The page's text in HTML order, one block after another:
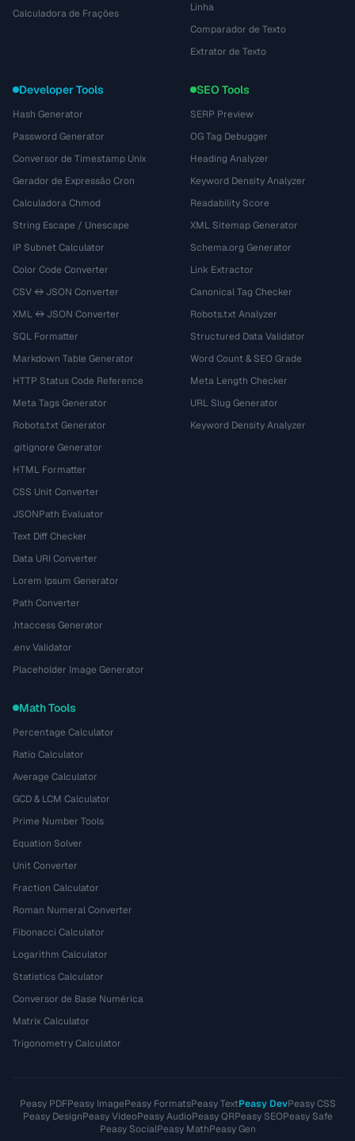
Calculadora de Frações
Linha
Comparador de Texto
Extrator de Texto
Developer Tools
Hash Generator
Password Generator
Conversor de Timestamp Unix
Gerador de Expressão Cron
Calculadora Chmod
String Escape / Unescape
IP Subnet Calculator
Color Code Converter
CSV ↔ JSON Converter
XML ↔ JSON Converter
SQL Formatter
Markdown Table Generator
HTTP Status Code Reference
Meta Tags Generator
Robots.txt Generator
.gitignore Generator
HTML Formatter
CSS Unit Converter
JSONPath Evaluator
Text Diff Checker
Data URI Converter
Lorem Ipsum Generator
Path Converter
.htaccess Generator
.env Validator
Placeholder Image Generator
SEO Tools
SERP Preview
OG Tag Debugger
Heading Analyzer
Keyword Density Analyzer
Readability Score
XML Sitemap Generator
Schema.org Generator
Link Extractor
Canonical Tag Checker
Robots.txt Analyzer
Structured Data Validator
Word Count & SEO Grade
Meta Length Checker
URL Slug Generator
Keyword Density Analyzer
Math Tools
Percentage Calculator
Ratio Calculator
Average Calculator
GCD & LCM Calculator
Prime Number Tools
Equation Solver
Unit Converter
Fraction Calculator
Roman Numeral Converter
Fibonacci Calculator
Logarithm Calculator
Statistics Calculator
Conversor de Base Numérica
Matrix Calculator
Trigonometry Calculator
Peasy PDFPeasy ImagePeasy FormatsPeasy TextPeasy DevPeasy CSS
Peasy DesignPeasy VideoPeasy AudioPeasy QRPeasy SEOPeasy Safe
Peasy SocialPeasy MathPeasy Gen